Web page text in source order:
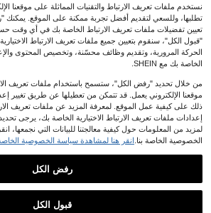
نستخدم ملفات تعريف الارتباط والتقنيات المماثلة على موقعنا
تطلبها، وللسعي لتقديم أفضل تجربة ممكنة على الموقع. يمكنك
تعيين تفضيلات ملفات تعريف الارتباط الخاصة بك في أي وقت
"قبول الكل"، سنقوم بتعيين جميع ملفات تعريف الارتباط
الحركة المرورية، وتقديم وظائف محسّنة، وتخصيص المحتوى
الخاصة بك مع SHEIN.
من خلال تحديد "رفض الكل"، ستسمح باستخدام ملفات تعريف
موقعنا الإلكتروني يعمل. قد تتمكن من تعطيلها عن طريق تغيير
ذلك على كيفية عمل الموقع. لمعرفة المزيد عن ملفات تعريف
إعدادات ملفات تعريف الارتباط الاختيارية الخاصة بك، يرجى
لمزيد من المعلومات حول كيفية معالجتنا للبيانات التي نجمعها،
الخصوصية الخاصة بنا. انقر هنا لمشاهدة سياسة الخصوصية الخاصة
رفض الكل
قبول الكل